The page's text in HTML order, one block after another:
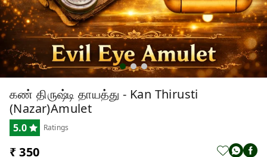
கண் திருஷ்டி தாயத்து - Kan Thirusti
(Nazar)Amulet
5.0 Ratings
₹ 350